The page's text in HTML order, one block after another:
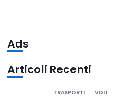
Ads
Articoli Recenti
TRASPORTI VOLI